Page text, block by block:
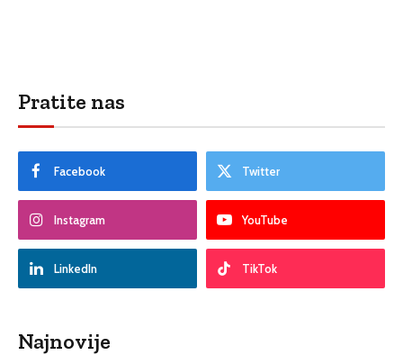
Pratite nas
Facebook Twitter
Instagram YouTube
LinkedIn TikTok
Najnovije